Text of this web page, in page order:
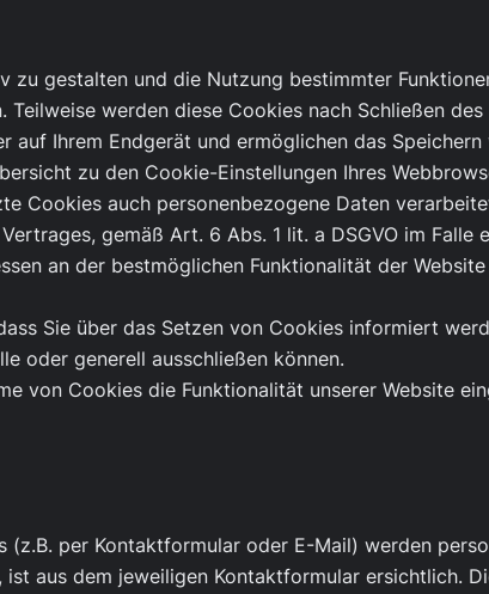
zu gestalten und die Nutzung bestimmter
werden diese Cookies nach Schließen
auf Ihrem Endgerät und ermöglichen das
zu den Cookie-Einstellungen Ihres
Cookies auch personenbezogene Daten
gemäß Art. 6 Abs. 1 lit. a DSGVO im
an der bestmöglichen Funktionalität der
Sie über das Setzen von Cookies informiert
oder generell ausschließen können.
von Cookies die Funktionalität unserer Website
(z.B. per Kontaktformular oder E-Mail) werden
aus dem jeweiligen Kontaktformular ersichtlich.